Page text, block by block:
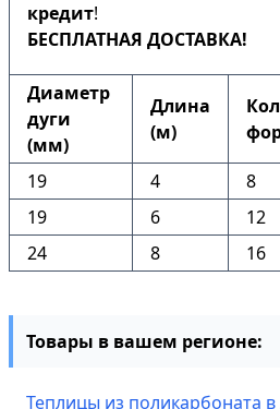
кредит!
БЕСПЛАТНАЯ ДОСТАВКА!
Диаметр
дуги
(мм)
Длина
(м)
19 4 8
19
6 12
24
8 16
Товары в вашем регионе:
Теплицы из поликарбоната